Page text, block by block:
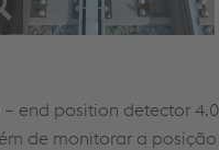
– end position detector
de monitorar a